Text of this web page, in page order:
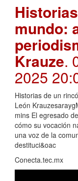
mundo:
Krauze.
2025
Historias de un
León
mins El egresado
cómo su vocación
una voz de la
destituci&oac
Conecta.tec.mx